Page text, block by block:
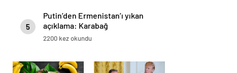
5
Putin’den Ermenistan’ı yıkan
açıklama: Karabağ
Azerbaycan’ın ayrılmaz bir
2200 kez okundu